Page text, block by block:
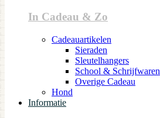
In Cadeau & Zo
Cadeauartikelen
Sieraden
Sleutelhangers
School & Schrijfwaren
Overige Cadeau
Hond
Informatie